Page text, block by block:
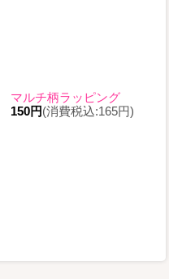
マルチ柄ラッピング
150円(消費税込:165円)